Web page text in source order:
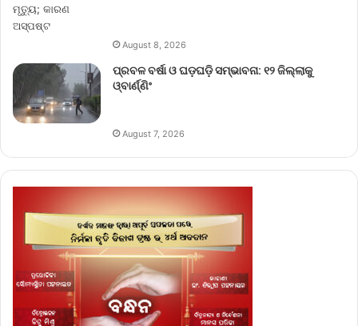
August 8, 2026
ପ୍ରବଳ ବର୍ଷା ଓ ଘଡ଼ଘଡ଼ି ସମ୍ଭାବନା: ୧୨ ଜିଲ୍ଲାକୁ
ଓ୍ବାର୍ଣ୍ଣିଂ
August 7, 2026